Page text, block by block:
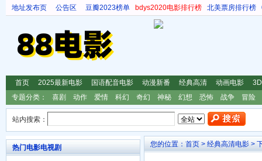
地址发布页 公告区 豆瓣2023榜单 bdys2020电影排行榜 北美票房排行榜
首页 2025最新电影 国语配音电影 动漫新番 经典高清 动画电影
专题分类：
喜剧 动作 爱情 科幻 奇幻 神秘 幻想 恐怖 战争 冒险
站内搜索：
您的位置： 首页 > 经典高清电影 >
热门电影电视剧